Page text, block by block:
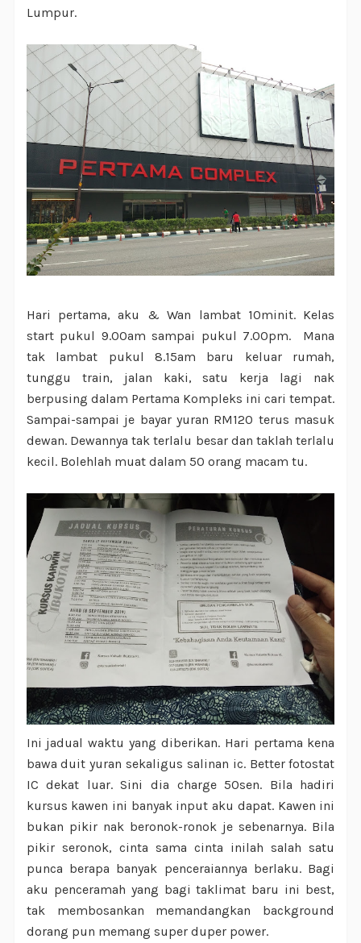
Lumpur.
Hari pertama, aku & Wan lambat 10minit. Kelas
start pukul 9.00am sampai pukul 7.00pm. Mana
tak lambat pukul 8.15am baru keluar rumah,
tunggu train, jalan kaki, satu kerja lagi nak
berpusing dalam Pertama Kompleks ini cari tempat.
Sampai-sampai je bayar yuran RM120 terus masuk
dewan. Dewannya tak terlalu besar dan taklah terlalu
kecil. Bolehlah muat dalam 50 orang macam tu.
Ini jadual waktu yang diberikan. Hari pertama kena
bawa duit yuran sekaligus salinan ic. Better fotostat
IC dekat luar. Sini dia charge 50sen. Bila hadiri
kursus kawen ini banyak input aku dapat. Kawen ini
bukan pikir nak beronok-ronok je sebenarnya. Bila
pikir seronok, cinta sama cinta inilah salah satu
punca berapa banyak penceraiannya berlaku. Bagi
aku penceramah yang bagi taklimat baru ini best,
tak membosankan memandangkan background
dorang pun memang super duper power.